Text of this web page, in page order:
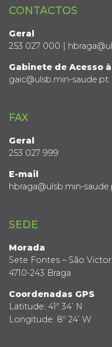
CONTACTOS
Geral
253 027 000 |
Gabinete de Acesso
gaic@ulsb.min-saude.pt
FAX
Geral
253 027 999
E-mail
hbraga@ulsb.min-
SEDE
Morada
Sete Fontes – São Victor
4710-243 Braga
Coordenadas GPS
Latitude: 41º 34’ N
Longitude: 8º 24’ W